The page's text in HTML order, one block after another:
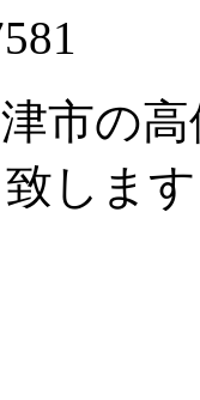
市の
しま